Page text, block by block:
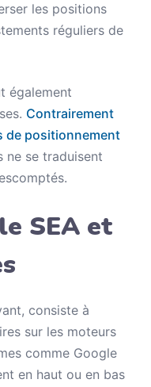
les positions
réguliers de
également
Contrairement
de positionnement
ne se traduisent
SEA et
consiste à
sur les moteurs
comme Google
en haut ou en bas